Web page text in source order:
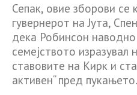
Сепак, овие зборови се
гувернерот на Јута,
дека Робинсон
семејството изразувал
ставовите на Кирк и
активен“ пред пукањето.